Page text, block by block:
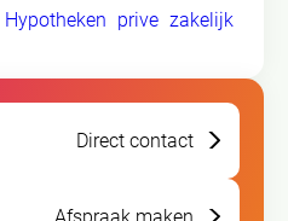
Hypotheken prive zakelijk
Direct contact